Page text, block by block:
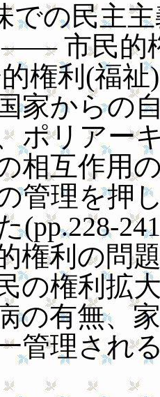
の民主主
市民的
権利(福
家からの
ポリアー
相互作用
管理を押
(pp.228-
権利の問
の権利拡
の有無、
管理され